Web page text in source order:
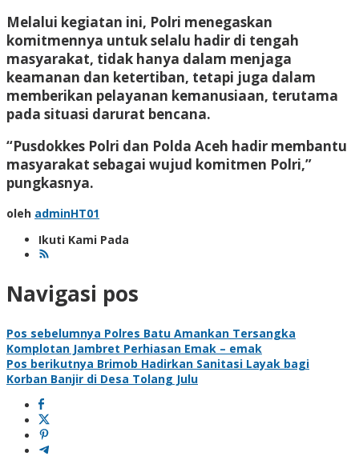
Melalui kegiatan ini, Polri menegaskan
komitmennya untuk selalu hadir di tengah
masyarakat, tidak hanya dalam menjaga
keamanan dan ketertiban, tetapi juga dalam
memberikan pelayanan kemanusiaan, terutama
pada situasi darurat bencana.
“Pusdokkes Polri dan Polda Aceh hadir membantu
masyarakat sebagai wujud komitmen Polri,”
pungkasnya.
oleh adminHT01
Ikuti Kami Pada
Navigasi pos
Pos sebelumnya Polres Batu Amankan Tersangka
Komplotan Jambret Perhiasan Emak – emak
Pos berikutnya Brimob Hadirkan Sanitasi Layak bagi
Korban Banjir di Desa Tolang Julu